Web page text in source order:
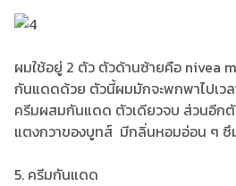
ผมใช้อยู่ 2 ตัว ตัวด้านซ้ายคือ nivea
กันแดดด้วย ตัวนี้ผมมักจะพกพาไปเวล
ครีมผสมกันแดด ตัวเดียวจบ ส่วนอีก
แตงกวาของบูทส์ มีกลิ่นหอมอ่อน ๆ ซึ
5. ครีมกันแดด